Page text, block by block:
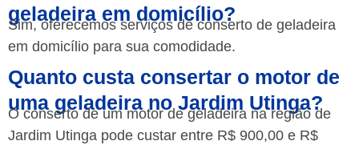
geladeira em domicílio?
Sim, oferecemos serviços de conserto de geladeira
em domicílio para sua comodidade.
Quanto custa consertar o motor de
uma geladeira no Jardim Utinga?
O conserto de um motor de geladeira na região de
Jardim Utinga pode custar entre R$ 900,00 e R$